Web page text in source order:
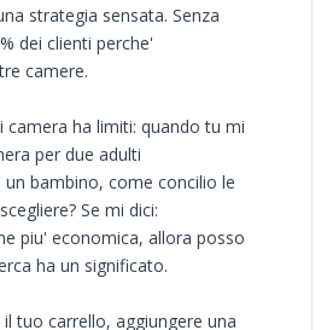
strategia sensata. Senza
dei clienti perche'
camere.
ha limiti: quando tu mi
per due adulti
bambino, come concilio le
Se mi dici:
piu' economica, allora posso
ha un significato.
tuo carrello, aggiungere una